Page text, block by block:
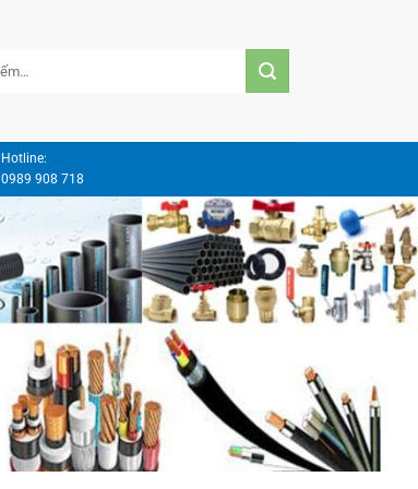
Hotline:
0989 908 718